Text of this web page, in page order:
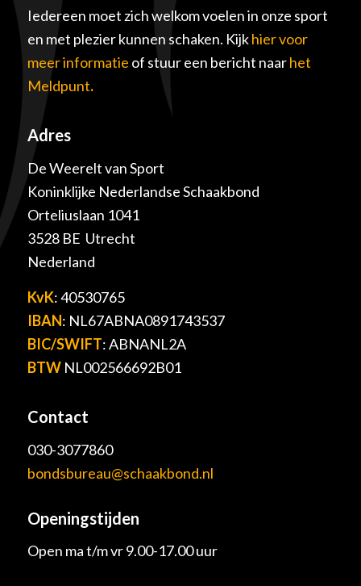
Iedereen moet zich welkom voelen in onze sport
en met plezier kunnen schaken. Kijkhier voor
meer informatie of stuur een bericht naarhet
Meldpunt.
Adres
De Weerelt van Sport
Koninklijke Nederlandse Schaakbond
Orteliuslaan 1041
3528 BE Utrecht
Nederland
KvK: 40530765
IBAN: NL67ABNA0891743537
BIC/SWIFT: ABNANL2A
BTWNL002566692B01
Contact
030-3077860
bondsbureau@schaakbond.nl
Openingstijden
Open ma t/m vr 9.00-17.00 uur